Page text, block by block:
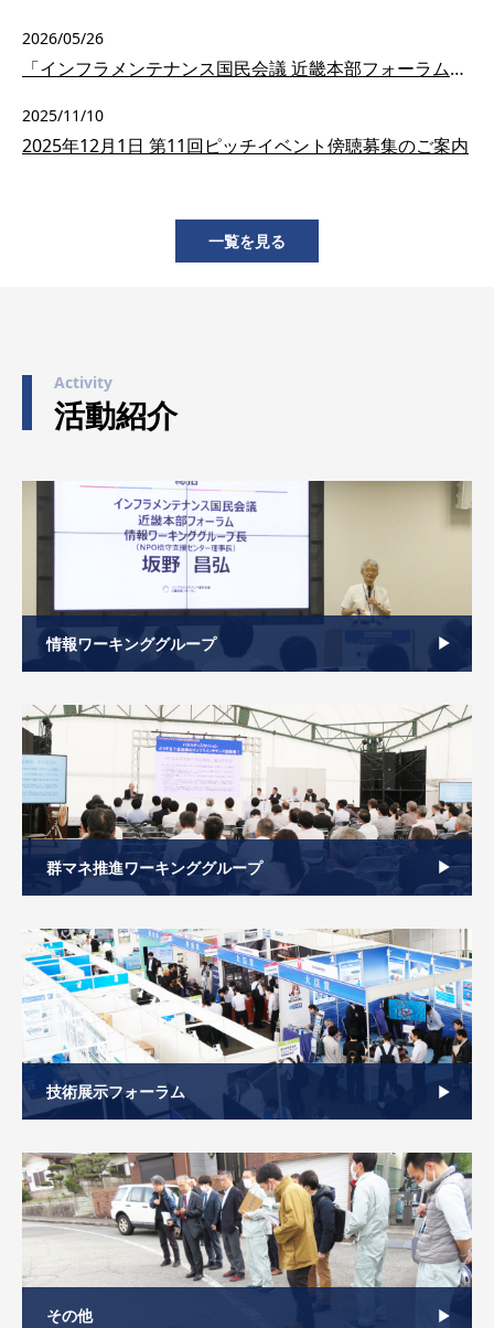
2026/05/26
「インフラメンテナンス国民会議 近畿本部フォーラム2026」来場者数
2025/11/10
2025年12月1日 第11回ピッチイベント傍聴募集のご案内
一覧を見る
Activity
活動紹介
情報ワーキンググループ
群マネ推進ワーキンググループ
技術展示フォーラム
その他